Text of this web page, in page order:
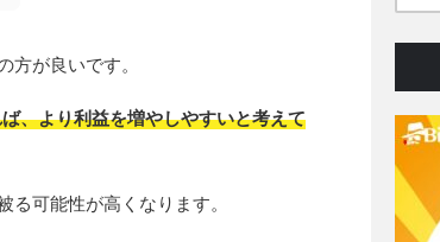
が良いです。
、より利益を増やしやすいと考えて
可能性が高くなります。